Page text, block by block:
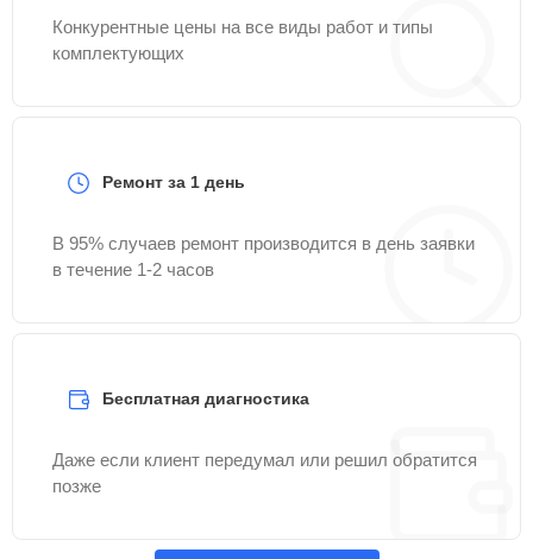
Конкурентные цены на все виды работ и типы
комплектующих
Ремонт за 1 день
В 95% случаев ремонт производится в день заявки
в течение 1-2 часов
Бесплатная диагностика
Даже если клиент передумал или решил обратится
позже